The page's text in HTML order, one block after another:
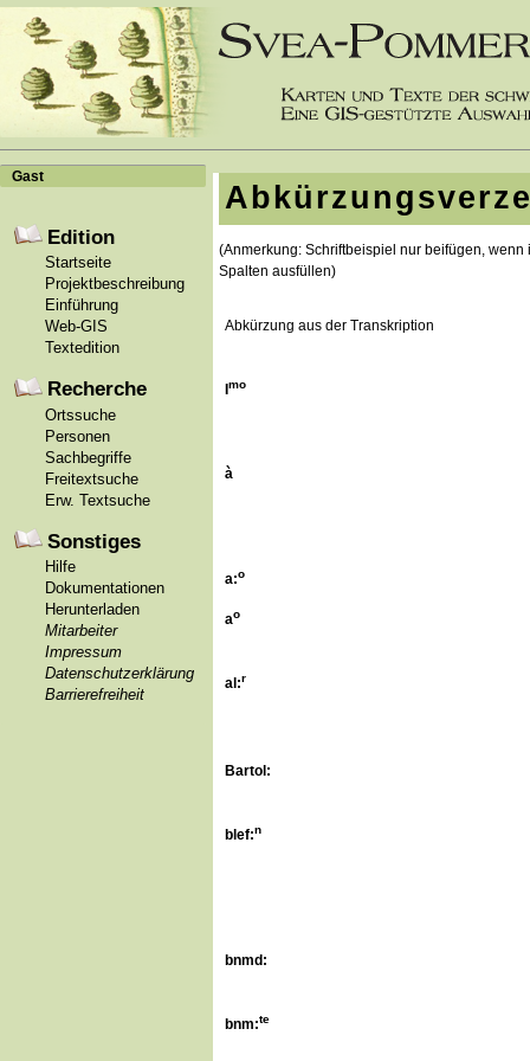
(Anmerkung: Schriftbeispiel nur beifügen,
Spalten ausfüllen)
Abkürzung aus der Transkription
Imo
à
a:o
ao
al:r
Bartol:
blef:n
bnmd:
bnm:te
Gast
Edition
Startseite
Projektbeschreibung
Einführung
Web-GIS
Textedition
Recherche
Ortssuche
Personen
Sachbegriffe
Freitextsuche
Erw. Textsuche
Sonstiges
Hilfe
Dokumentationen
Herunterladen
Mitarbeiter
Impressum
Datenschutzerklärung
Barrierefreiheit